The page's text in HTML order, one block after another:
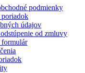
podmienky
údajov
od zmluvy
formulár